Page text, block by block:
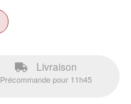
Livraison
Précommande pour 11h45